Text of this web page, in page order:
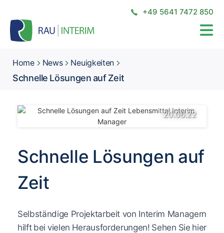
+49 5641 7472 850
Home News Neuigkeiten
Schnelle Lösungen auf Zeit
20.06.22
Schnelle Lösungen auf
Zeit
Selbständige Projektarbeit von Interim Managern
hilft bei vielen Herausforderungen! Sehen Sie hier